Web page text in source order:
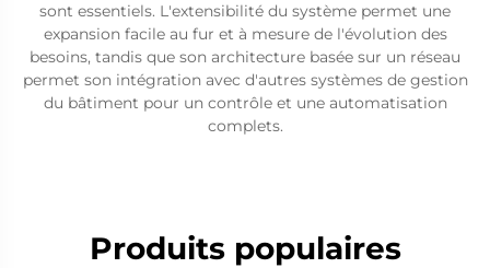
sont essentiels. L'extensibilité du système permet une
expansion facile au fur et à mesure de l'évolution des
besoins, tandis que son architecture basée sur un réseau
permet son intégration avec d'autres systèmes de gestion
du bâtiment pour un contrôle et une automatisation
complets.
Produits populaires